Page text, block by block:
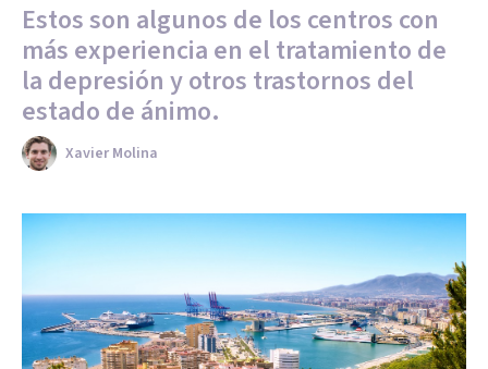
Estos son algunos de los centros con
más experiencia en el tratamiento de
la depresión y otros trastornos del
estado de ánimo.
Xavier Molina